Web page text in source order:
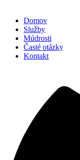
Domov
Služby
Múdrosti
Časté otázky
Kontakt